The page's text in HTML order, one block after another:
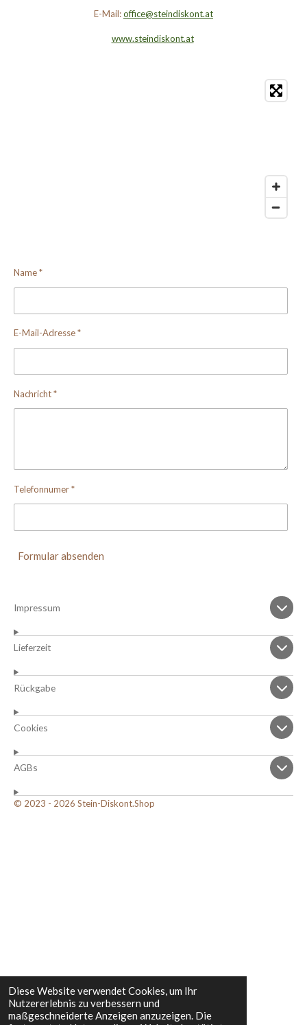
Diese Website verwendet Cookies, um Ihr
Nutzererlebnis zu verbessern und
maßgeschneiderte Anzeigen anzuzeigen. Die
E-Mail:office@steindiskont.at
www.steindiskont.at
Name *
E-Mail-Adresse *
Nachricht *
Telefonnumer *
Formular absenden
Impressum
Lieferzeit
Rückgabe
Cookies
AGBs
© 2023 - 2026 Stein-Diskont.Shop